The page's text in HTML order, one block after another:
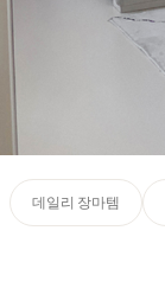
데일리 장마템